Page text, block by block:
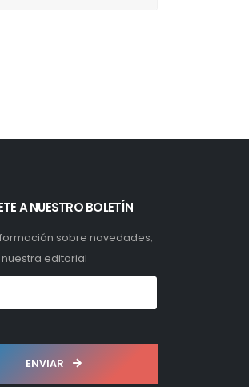
A NUESTRO BOLETÍN
sobre novedades,
editorial
ENVIAR